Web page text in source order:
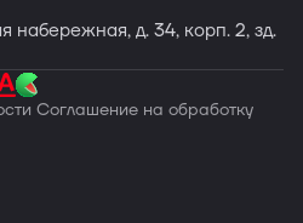
набережная, д. 34, корп. 2, зд.
Соглашение на обработку